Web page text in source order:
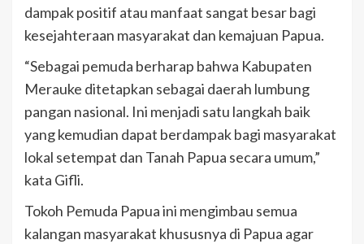
dampak positif atau manfaat sangat besar bagi
kesejahteraan masyarakat dan kemajuan Papua.
“Sebagai pemuda berharap bahwa Kabupaten
Merauke ditetapkan sebagai daerah lumbung
pangan nasional. Ini menjadi satu langkah baik
yang kemudian dapat berdampak bagi masyarakat
lokal setempat dan Tanah Papua secara umum,”
kata Gifli.
Tokoh Pemuda Papua ini mengimbau semua
kalangan masyarakat khususnya di Papua agar